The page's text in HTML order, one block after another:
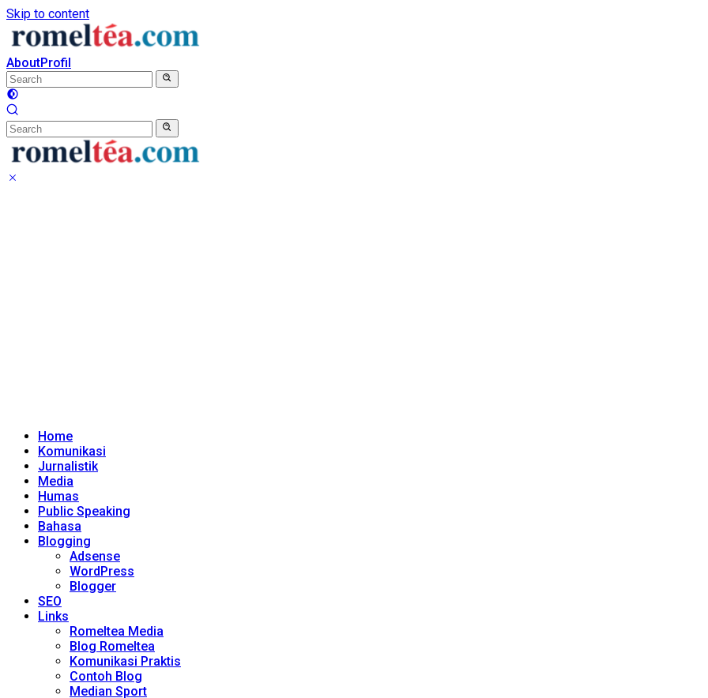
Skip to content
AboutProfil
Home
Komunikasi
Jurnalistik
Media
Humas
Public Speaking
Bahasa
Blogging
Adsense
WordPress
Blogger
SEO
Links
Romeltea Media
Blog Romeltea
Komunikasi Praktis
Contoh Blog
Median Sport